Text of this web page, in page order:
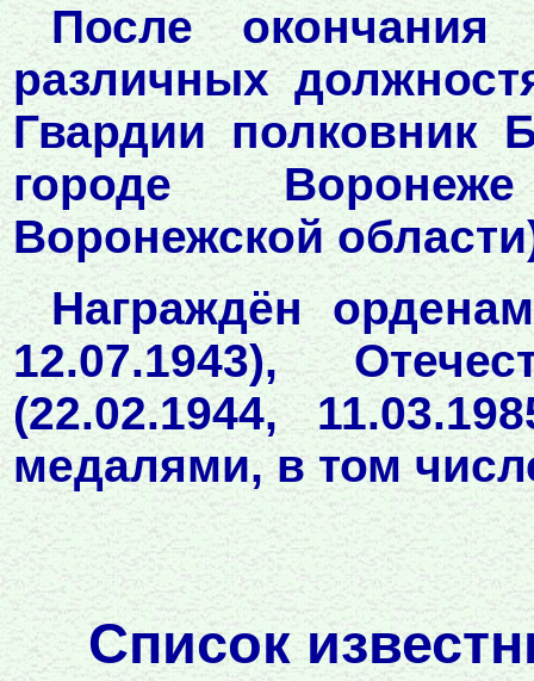
После
различных
Гвардии
городе
Воронежской
Награждён
12.07.1943),
(22.02.1944,
медалями, в том
Список